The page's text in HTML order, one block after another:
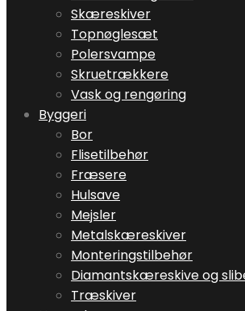
Skæreskiver
Topnøglesæt
Polersvampe
Skruetrækkere
Vask og rengøring
Byggeri
Bor
Flisetilbehør
Fræsere
Hulsave
Mejsler
Metalskæreskiver
Monteringstilbehør
Diamantskæreskive og
Træskiver